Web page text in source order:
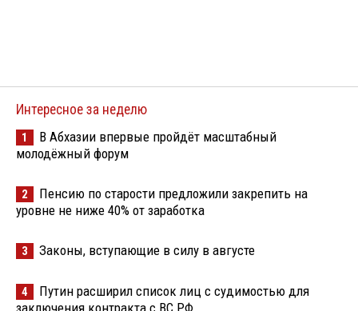
Интересное за неделю
1
В Абхазии впервые пройдёт масштабный
молодёжный форум
2
Пенсию по старости предложили закрепить на
уровне не ниже 40% от заработка
3 Законы, вступающие в силу в августе
4
Путин расширил список лиц с судимостью для
заключения контракта с ВС РФ